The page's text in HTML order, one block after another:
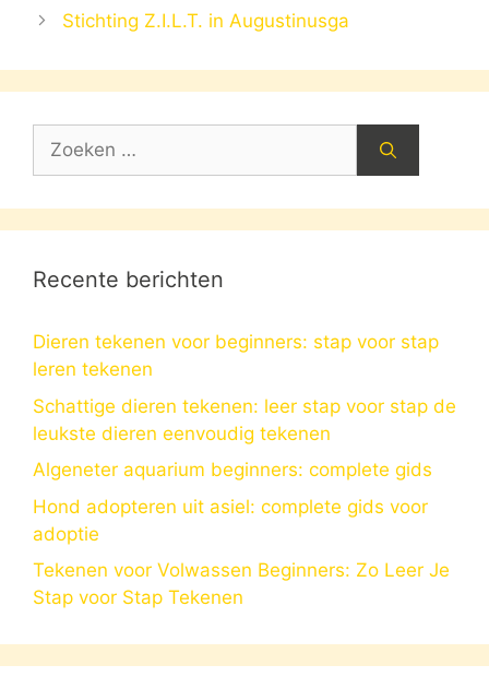
Stichting Z.I.L.T. in Augustinusga
Zoek
Recente berichten
Dieren tekenen voor beginners: stap voor stap
leren tekenen
Schattige dieren tekenen: leer stap voor stap de
leukste dieren eenvoudig tekenen
Algeneter aquarium beginners: complete gids
Hond adopteren uit asiel: complete gids voor
adoptie
Tekenen voor Volwassen Beginners: Zo Leer Je
Stap voor Stap Tekenen